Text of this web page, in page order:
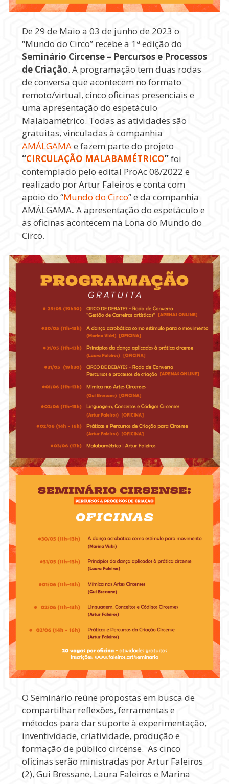
De 29 de Maio a 03 de junho de 2023 o
“Mundo do Circo” recebe a 1ª edição do
Seminário Circense – Percursos e Processos
de Criação. A programação tem duas rodas
de conversa que acontecem no formato
remoto/virtual, cinco oficinas presenciais e
uma apresentação do espetáculo
Malabamétrico. Todas as atividades são
gratuitas, vinculadas à companhia
AMÁLGAMAe fazem parte do projeto
“CIRCULAÇÃO MALABAMÉTRICO”foi
contemplado pelo edital ProAc 08/2022 e
realizado por Artur Faleiros e conta com
apoio do “Mundo do Circo” e da companhia
AMÁLGAMA. A apresentação do espetáculo e
as oficinas acontecem na Lona do Mundo do
Circo.
O Seminário reúne propostas em busca de
compartilhar reflexões, ferramentas e
métodos para dar suporte à experimentação,
inventividade, criatividade, produção e
formação de público circense. As cinco
oficinas serão ministradas por Artur Faleiros
(2), Gui Bressane, Laura Faleiros e Marina